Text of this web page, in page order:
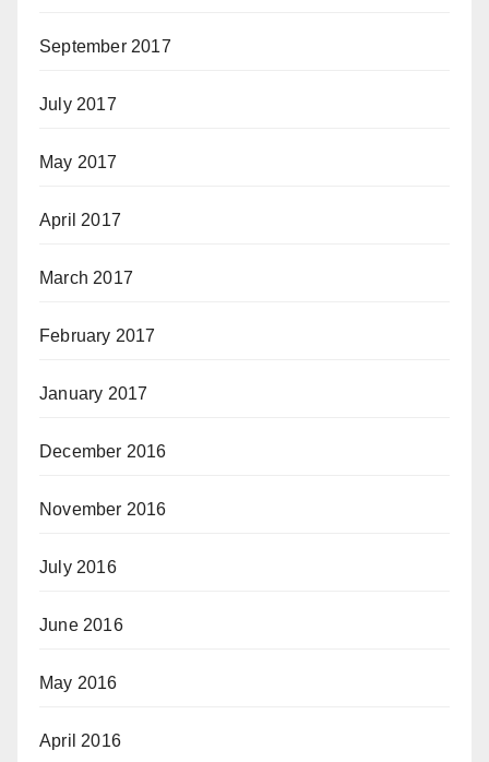
September 2017
July 2017
May 2017
April 2017
March 2017
February 2017
January 2017
December 2016
November 2016
July 2016
June 2016
May 2016
April 2016